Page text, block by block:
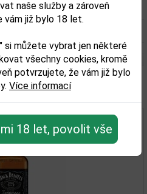
naše služby a zároveň
vám již bylo 18 let.
můžete vybrat jen některé
všechny cookies, kromě
potvrzujete, že vám již bylo
Více informací
18 let, povolit vše
40